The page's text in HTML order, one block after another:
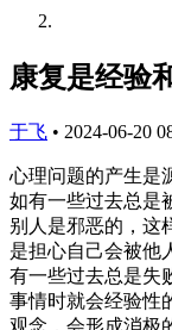
康复是经验
于飞 • 2024-06-20
心理问题的产生是
如有一些过去总是
别人是邪恶的，这
是担心自己会被他
有一些过去总是失
事情时就会经验性
观念，会形成消极